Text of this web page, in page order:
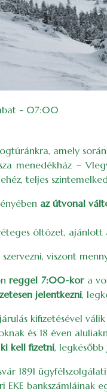
- 07:00
amely
menedékház –
teljes
az útvonal
öltözet,
viszont
reggel 7:00-kora
jelentkezni,
kifizetésével válik
és 18 éven
kell fizetni, legkésőbb
1891
EKE bankszámláinak